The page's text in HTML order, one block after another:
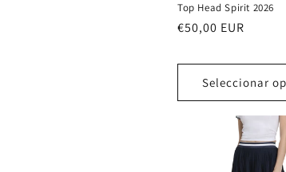
Top Head Spirit 2026
Precio
€50,00 EUR
Seleccionar